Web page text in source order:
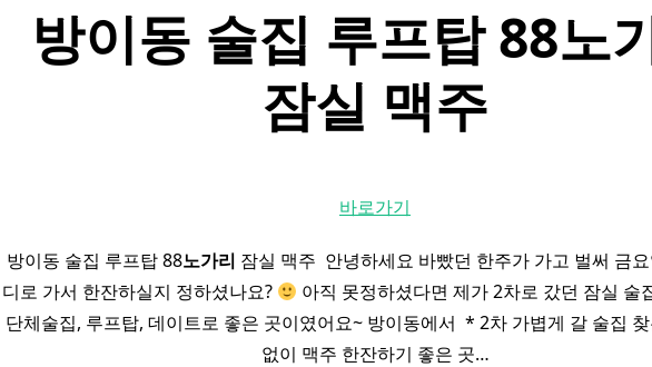
방이동 술집 루프탑 88노
잠실 맥주
바로가기
방이동 술집 루프탑 88노가리 잠실 맥주 ​ 안녕하세요 바빴던 한주가 가고 벌써 금
디로 가서 한잔하실지 정하셨나요?
아직 못정하셨다면 제가 2차로 갔던 잠실 술
단체술집, 루프탑, 데이트로 좋은 곳이였어요~ 방이동에서 ​ * 2차 가볍게 갈 술집
없이 맥주 한잔하기 좋은 곳…